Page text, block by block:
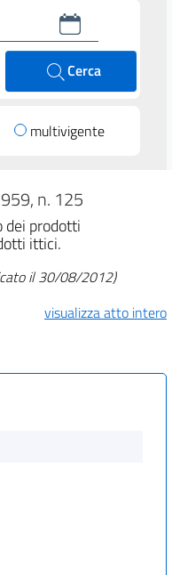
Cerca
multivigente
n. 125
dei prodotti
ittici.
il 30/08/2012)
visualizza atto intero